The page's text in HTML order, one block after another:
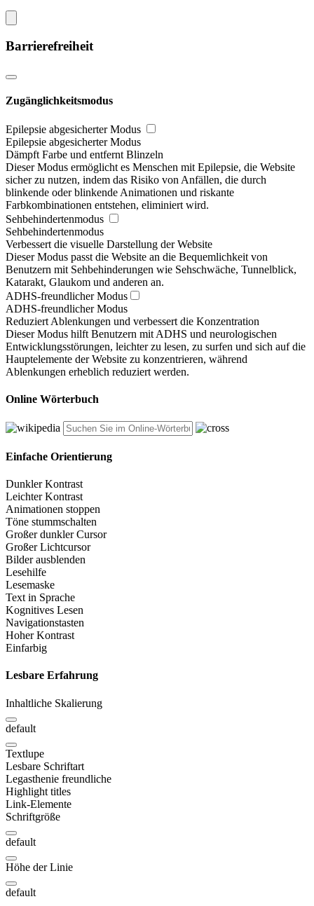
Barrierefreiheit
Zugänglichkeitsmodus
Epilepsie abgesicherter Modus
Epilepsie abgesicherter Modus
Dämpft Farbe und entfernt Blinzeln
Dieser Modus ermöglicht es Menschen mit Epilepsie, die Website
sicher zu nutzen, indem das Risiko von Anfällen, die durch
blinkende oder blinkende Animationen und riskante
Farbkombinationen entstehen, eliminiert wird.
Sehbehindertenmodus
Sehbehindertenmodus
Verbessert die visuelle Darstellung der Website
Dieser Modus passt die Website an die Bequemlichkeit von
Benutzern mit Sehbehinderungen wie Sehschwäche, Tunnelblick,
Katarakt, Glaukom und anderen an.
ADHS-freundlicher Modus
ADHS-freundlicher Modus
Reduziert Ablenkungen und verbessert die Konzentration
Dieser Modus hilft Benutzern mit ADHS und neurologischen
Entwicklungsstörungen, leichter zu lesen, zu surfen und sich auf die
Hauptelemente der Website zu konzentrieren, während
Ablenkungen erheblich reduziert werden.
Online Wörterbuch
Einfache Orientierung
Dunkler Kontrast
Leichter Kontrast
Animationen stoppen
Töne stummschalten
Großer dunkler Cursor
Großer Lichtcursor
Bilder ausblenden
Lesehilfe
Lesemaske
Text in Sprache
Kognitives Lesen
Navigationstasten
Hoher Kontrast
Einfarbig
Lesbare Erfahrung
Inhaltliche Skalierung
default
Textlupe
Lesbare Schriftart
Legasthenie freundliche
Highlight titles
Link-Elemente
Schriftgröße
default
Höhe der Linie
default